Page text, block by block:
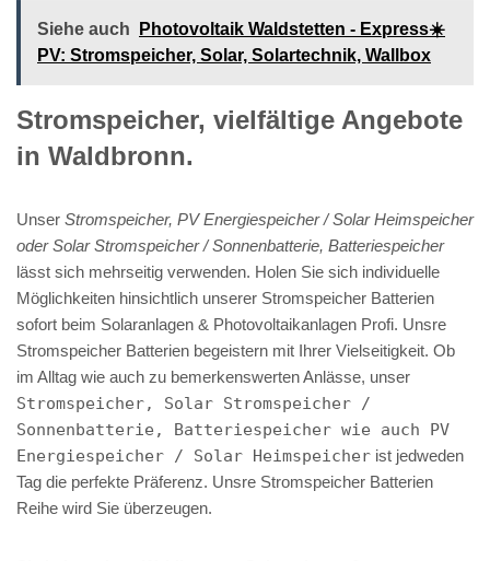
Siehe auch
Photovoltaik Waldstetten - Express☀️
PV️: Stromspeicher, Solar, Solartechnik, Wallbox
Stromspeicher, vielfältige Angebote
in Waldbronn.
Unser Stromspeicher, PV Energiespeicher / Solar Heimspeicher
oder Solar Stromspeicher / Sonnenbatterie, Batteriespeicher
lässt sich mehrseitig verwenden. Holen Sie sich individuelle
Möglichkeiten hinsichtlich unserer Stromspeicher Batterien
sofort beim Solaranlagen & Photovoltaikanlagen Profi. Unsre
Stromspeicher Batterien begeistern mit Ihrer Vielseitigkeit. Ob
im Alltag wie auch zu bemerkenswerten Anlässe, unser
Stromspeicher, Solar Stromspeicher /
Sonnenbatterie, Batteriespeicher wie auch PV
Energiespeicher / Solar Heimspeicher ist jedweden
Tag die perfekte Präferenz. Unsre Stromspeicher Batterien
Reihe wird Sie überzeugen.